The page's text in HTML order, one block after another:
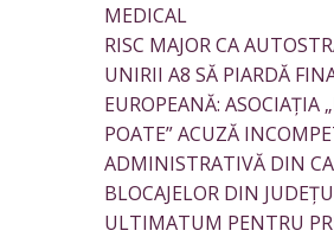
MEDICAL
RISC MAJOR CA
UNIRII A8 SĂ PIARDĂ
EUROPEANĂ: ASOCIAȚIA
POATE” ACUZĂ
ADMINISTRATIVĂ DIN
BLOCAJELOR DIN
ULTIMATUM PENTRU